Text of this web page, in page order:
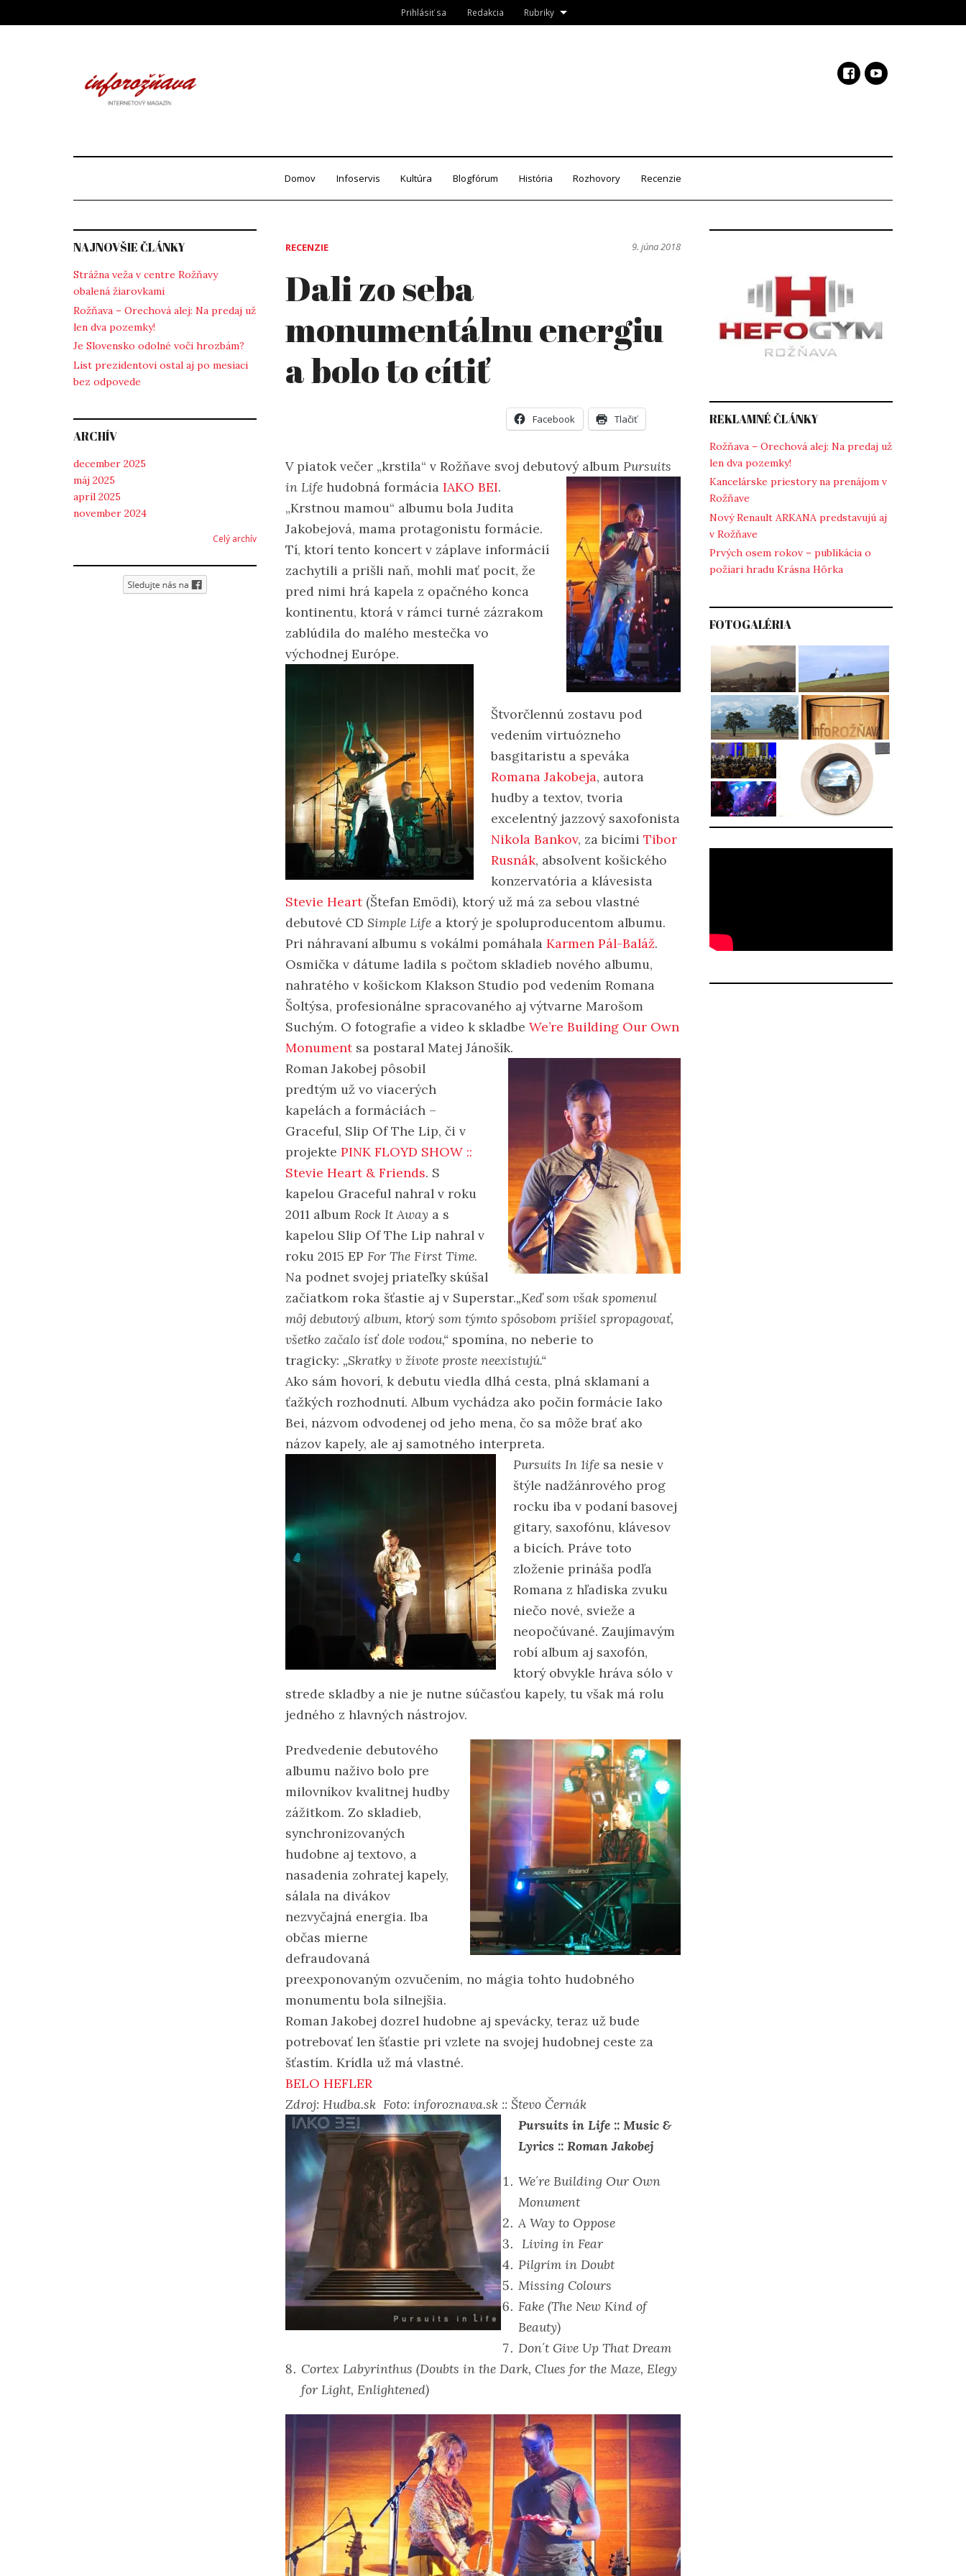
to
Prihlásiť sa Redakcia Rubriky
Domov Infoservis Kultúra Blogfórum História Rozhovory Recenzie
RECENZIE 9. júna 2018
Dali zo seba
monumentálnu energiu
a bolo to cítiť
Facebook Tlačiť
V piatok večer „krstila“ v Rožňave svoj debutový album Pursuits
in Life hudobná formácia IAKO BEI.
„Krstnou mamou“ albumu bola Judita
Jakobejová, mama protagonistu formácie.
Tí, ktorí tento koncert v záplave informácií
zachytili a prišli naň, mohli mať pocit, že
pred nimi hrá kapela z opačného konca
kontinentu, ktorá v rámci turné zázrakom
zablúdila do malého mestečka vo
východnej Európe.
Štvorčlennú zostavu pod
vedením virtuózneho
basgitaristu a speváka
Romana Jakobeja, autora
hudby a textov, tvoria
excelentný jazzový saxofonista
Nikola Bankov, za bicími Tibor
Rusnák, absolvent košického
konzervatória a klávesista
Stevie Heart (Štefan Emödi), ktorý už má za sebou vlastné
debutové CD Simple Life a ktorý je spoluproducentom albumu.
Pri náhravaní albumu s vokálmi pomáhala Karmen Pál-Baláž.
Osmička v dátume ladila s počtom skladieb nového albumu,
nahratého v košickom Klakson Studio pod vedením Romana
Šoltýsa, profesionálne spracovaného aj výtvarne Marošom
Suchým. O fotografie a video k skladbe We’re Building Our Own
Monument sa postaral Matej Jánošík.
Roman Jakobej pôsobil
predtým už vo viacerých
kapelách a formáciách –
Graceful, Slip Of The Lip, či v
projekte PINK FLOYD SHOW ::
Stevie Heart & Friends. S
kapelou Graceful nahral v roku
2011 album Rock It Away a s
kapelou Slip Of The Lip nahral v
roku 2015 EP For The First Time.
Na podnet svojej priateľky skúšal
začiatkom roka šťastie aj v Superstar.„Keď som však spomenul
môj debutový album, ktorý som týmto spôsobom prišiel spropagovať,
všetko začalo ísť dole vodou,“ spomína, no neberie to
tragicky: „Skratky v živote proste neexistujú.“
Ako sám hovorí, k debutu viedla dlhá cesta, plná sklamaní a
ťažkých rozhodnutí. Album vychádza ako počin formácie Iako
Bei, názvom odvodenej od jeho mena, čo sa môže brať ako
názov kapely, ale aj samotného interpreta.
Pursuits In 1ife sa nesie v
štýle nadžánrového prog
rocku iba v podaní basovej
gitary, saxofónu, klávesov
a bicích. Práve toto
zloženie prináša podľa
Romana z hľadiska zvuku
niečo nové, svieže a
neopočúvané. Zaujímavým
robí album aj saxofón,
ktorý obvykle hráva sólo v
strede skladby a nie je nutne súčasťou kapely, tu však má rolu
jedného z hlavných nástrojov.
Predvedenie debutového
albumu naživo bolo pre
milovníkov kvalitnej hudby
zážitkom. Zo skladieb,
synchronizovaných
hudobne aj textovo, a
nasadenia zohratej kapely,
sálala na divákov
nezvyčajná energia. Iba
občas mierne
defraudovaná
preexponovaným ozvučením, no mágia tohto hudobného
monumentu bola silnejšia.
Roman Jakobej dozrel hudobne aj spevácky, teraz už bude
potrebovať len šťastie pri vzlete na svojej hudobnej ceste za
šťastím. Krídla už má vlastné.
BELO HEFLER
Zdroj: Hudba.sk Foto: inforoznava.sk :: Števo Černák
Pursuits in Life :: Music &
Lyrics :: Roman Jakobej
We´re Building Our Own
Monument
A Way to Oppose
Living in Fear
Pilgrim in Doubt
Missing Colours
Fake (The New Kind of
Beauty)
Don´t Give Up That Dream
Cortex Labyrinthus (Doubts in the Dark, Clues for the Maze, Elegy
for Light, Enlightened)
NAJNOVŠIE ČLÁNKY
Strážna veža v centre Rožňavy
obalená žiarovkami
Rožňava – Orechová alej: Na predaj už
len dva pozemky!
Je Slovensko odolné voči hrozbám?
List prezidentovi ostal aj po mesiaci
bez odpovede
ARCHÍV
december 2025
máj 2025
apríl 2025
november 2024
Celý archív
REKLAMNÉ ČLÁNKY
Rožňava – Orechová alej: Na predaj už
len dva pozemky!
Kancelárske priestory na prenájom v
Rožňave
Nový Renault ARKANA predstavujú aj
v Rožňave
Prvých osem rokov – publikácia o
požiari hradu Krásna Hôrka
FOTOGALÉRIA